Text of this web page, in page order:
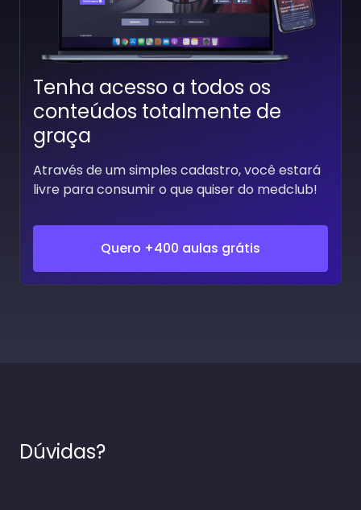
Tenha acesso a todos os
conteúdos totalmente de
graça
Através de um simples cadastro, você estará
livre para consumir o que quiser do medclub!
Quero +400 aulas grátis
Dúvidas?